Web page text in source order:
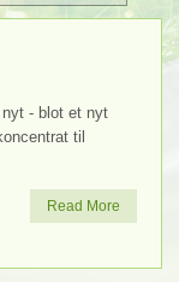
- blot et nyt
til
Read More